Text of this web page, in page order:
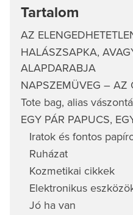
Tartalom
AZ
HALÁSZSAPKA,
ALAPDARABJA
NAPSZEMÜVEG – AZ
Tote bag, alias
EGY PÁR PAPUCS,
Iratok és fontos
Ruházat
Kozmetikai cikkek
Elektronikus
Jó ha van